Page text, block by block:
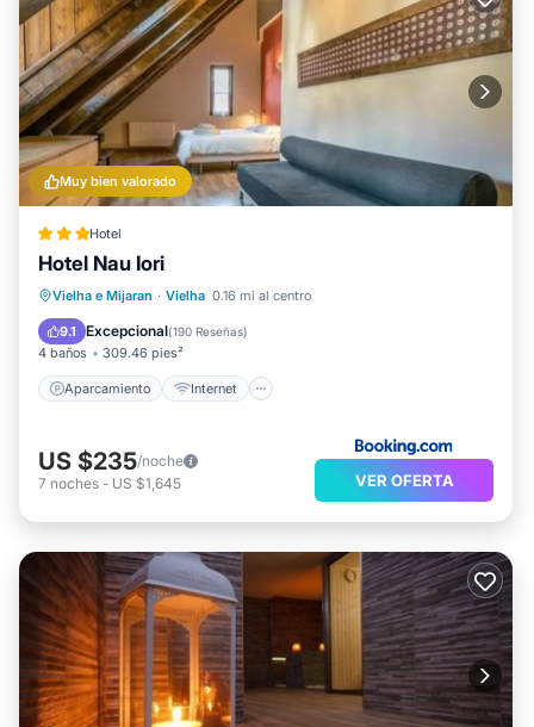
Muy bien valorado
Hotel
Hotel Nau Iori
Vielha e Mijaran · Vielha 0.16 mi al centro
9.1 Excepcional(190 Reseñas)
4 baños 309.46 pies²
Aparcamiento Internet
Aparcamiento
Internet
Apto para niños
US $235/noche
7 noches - US $1,645 VER OFERTA